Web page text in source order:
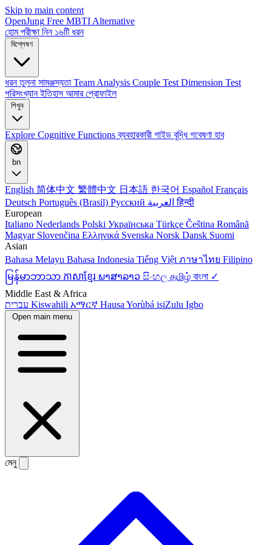
Skip to main content
OpenJung Free MBTI Alternative
হোমপরীক্ষা নিন ১৬টি ধরন
ধরন তুলনা সামঞ্জস্যতা Team Analysis Couple Test Dimension Test
পরিসংখ্যানইতিহাসআমার প্রোফাইল
Explore Cognitive Functionsব্যবহারকারী গাইড বৃদ্ধিগবেষণা হাব
bn
English 简体中文 繁體中文 日本語 한국어 Español Français
Deutsch Português (Brasil) Русский العربيةहिन्दी
European
Italiano Nederlands Polski Українська Türkçe Čeština Română
Magyar Slovenčina Ελληνικά Svenska Norsk Dansk Suomi
Asian
Bahasa Melayu Bahasa Indonesia Tiếng Việt ภาษาไทย Filipino
မြန်မာဘာသာ ភាសាខ្មែរ ພາສາລາວ සිංහල தமிழ் বাংলা ✓
Middle East & Africa
Kiswahili አማርኛ Hausa Yorùbá isiZulu Igbo
Open main menu
মেনু